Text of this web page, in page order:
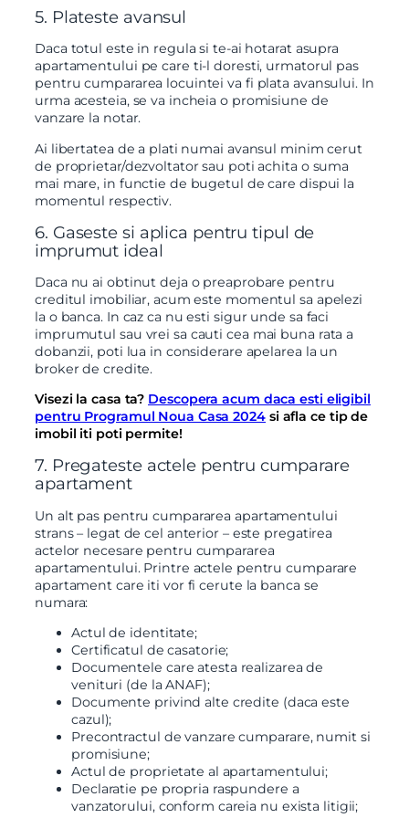
5. Plateste avansul
Daca totul este in regula si te-ai hotarat asupra
apartamentului pe care ti-l doresti, urmatorul pas
pentru cumpararea locuintei va fi plata avansului. In
urma acesteia, se va incheia o promisiune de
vanzare la notar.
Ai libertatea de a plati numai avansul minim cerut
de proprietar/dezvoltator sau poti achita o suma
mai mare, in functie de bugetul de care dispui la
momentul respectiv.
6. Gaseste si aplica pentru tipul de
imprumut ideal
Daca nu ai obtinut deja o preaprobare pentru
creditul imobiliar, acum este momentul sa apelezi
la o banca. In caz ca nu esti sigur unde sa faci
imprumutul sau vrei sa cauti cea mai buna rata a
dobanzii, poti lua in considerare apelarea la un
broker de credite.
Visezi la casa ta? Descopera acum daca esti eligibil
pentru Programul Noua Casa 2024si afla ce tip de
imobil iti poti permite!
7. Pregateste actele pentru cumparare
apartament
Un alt pas pentru cumpararea apartamentului
strans – legat de cel anterior – este pregatirea
actelor necesare pentru cumpararea
apartamentului. Printre actele pentru cumparare
apartament care iti vor fi cerute la banca se
numara:
Actul de identitate;
Certificatul de casatorie;
Documentele care atesta realizarea de
venituri (de la ANAF);
Documente privind alte credite (daca este
cazul);
Precontractul de vanzare cumparare, numit si
promisiune;
Actul de proprietate al apartamentului;
Declaratie pe propria raspundere a
vanzatorului, conform careia nu exista litigii;